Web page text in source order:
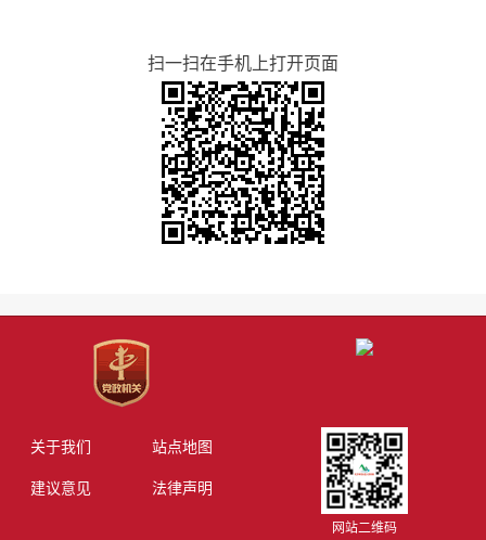
扫一扫在手机上打开页面
关于我们 站点地图
建议意见 法律声明
网站二维码